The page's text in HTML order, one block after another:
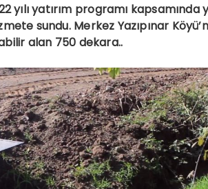
yılı yatırım programı
sundu. Merkez Yazıpınar
alan 750 dekara..